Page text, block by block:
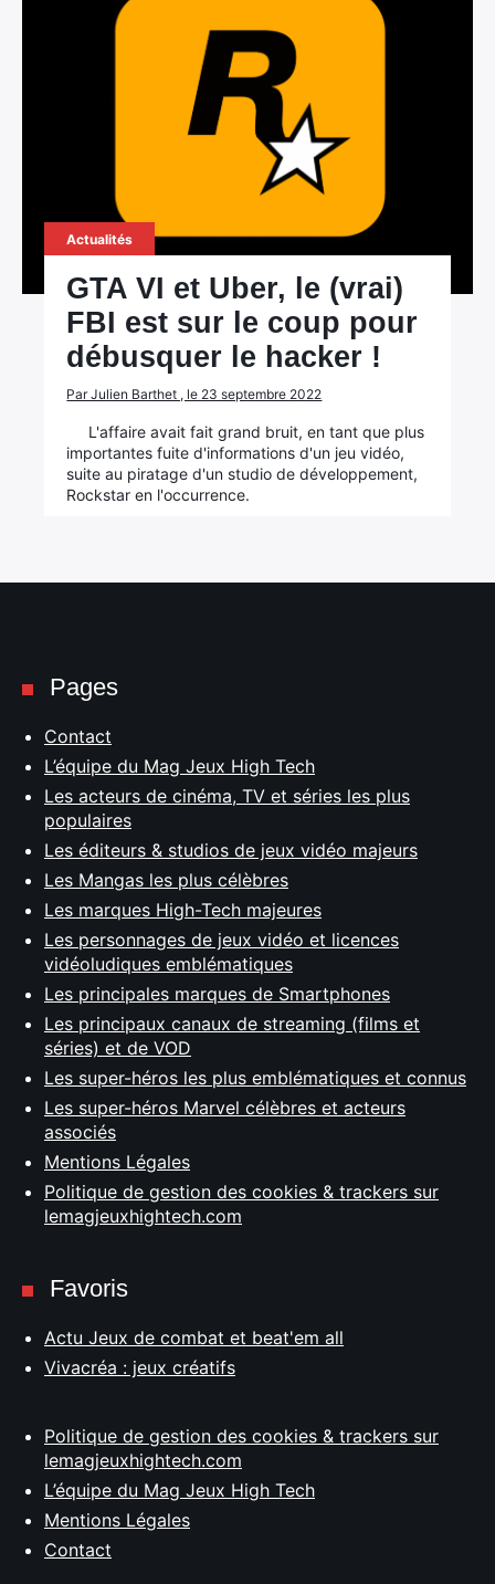
Actualités
GTA VI et Uber, le (vrai)
FBI est sur le coup pour
débusquer le hacker !
Par Julien Barthet , le 23 septembre 2022
L'affaire avait fait grand bruit, en tant que plus
importantes fuite d'informations d'un jeu vidéo,
suite au piratage d'un studio de développement,
Rockstar en l'occurrence.
Pages
Contact
L’équipe du Mag Jeux High Tech
Les acteurs de cinéma, TV et séries les plus
populaires
Les éditeurs & studios de jeux vidéo majeurs
Les Mangas les plus célèbres
Les marques High-Tech majeures
Les personnages de jeux vidéo et licences
vidéoludiques emblématiques
Les principales marques de Smartphones
Les principaux canaux de streaming (films et
séries) et de VOD
Les super-héros les plus emblématiques et connus
Les super-héros Marvel célèbres et acteurs
associés
Mentions Légales
Politique de gestion des cookies & trackers sur
lemagjeuxhightech.com
Favoris
Actu Jeux de combat et beat'em all
Vivacréa : jeux créatifs
Politique de gestion des cookies & trackers sur
lemagjeuxhightech.com
L’équipe du Mag Jeux High Tech
Mentions Légales
Contact